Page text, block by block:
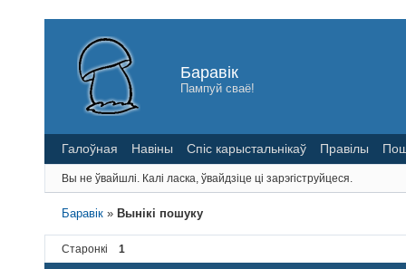
Баравік
Пампуй сваё!
Галоўная Навіны Спіс карыстальнікаў Правілы
Вы не ўвайшлі. Калі ласка, ўвайдзіце ці зарэгіструйцеся.
Баравік » Вынікі пошуку
Старонкі 1